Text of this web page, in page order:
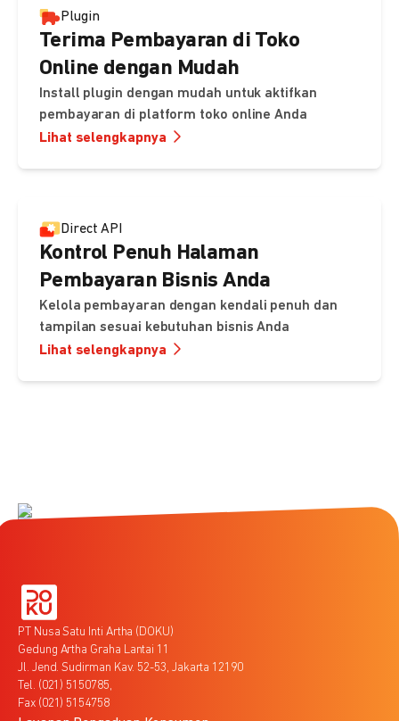
Plugin
Terima Pembayaran di Toko
Online dengan Mudah
Install plugin dengan mudah untuk aktifkan
pembayaran di platform toko online Anda
Lihat selengkapnya
Direct API
Kontrol Penuh Halaman
Pembayaran Bisnis Anda
Kelola pembayaran dengan kendali penuh dan
tampilan sesuai kebutuhan bisnis Anda
Lihat selengkapnya
PT Nusa Satu Inti Artha (DOKU)
Gedung Artha Graha Lantai 11
Jl. Jend. Sudirman Kav. 52-53, Jakarta 12190
Tel. (021) 5150785,
Fax (021) 5154758